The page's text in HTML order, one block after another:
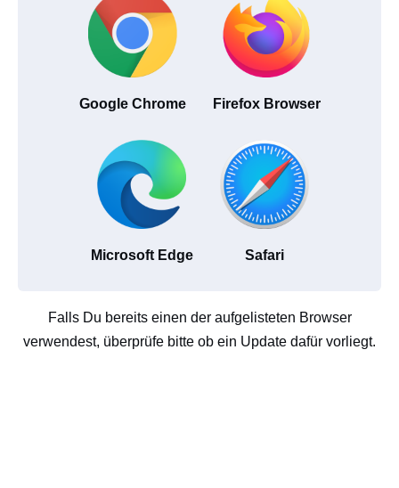
Google Chrome Firefox Browser
Microsoft Edge Safari
Falls Du bereits einen der aufgelisteten Browser
verwendest, überprüfe bitte ob ein Update dafür vorliegt.